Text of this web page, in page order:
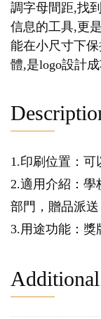
調字母間距,找
信息的工具,更
能在小尺寸下
體,是logo設計成
1.印刷位置：可
2.適用介紹：學
部門，贈品派送
3.用途功能：獎